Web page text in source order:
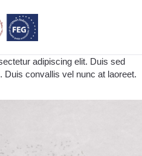
adipiscing elit. Duis sed
convallis vel nunc at laoreet.